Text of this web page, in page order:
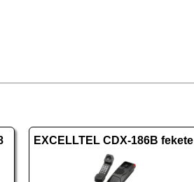
EXCELLTEL CDX-186B fekete